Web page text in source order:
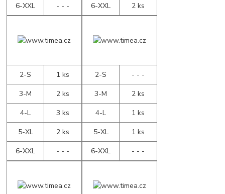
6-XXL
- - -
6-XXL
2 ks
2-S
1 ks
3-M
2 ks
4-L
3 ks
5-XL
2 ks
6-XXL
- - -
2-S
- - -
3-M
2 ks
4-L
1 ks
5-XL
1 ks
6-XXL
- - -